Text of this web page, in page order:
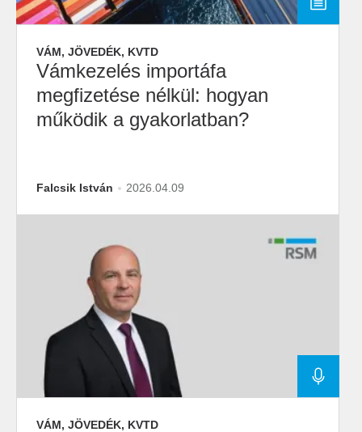
VÁM, JÖVEDÉK, KVTD
Vámkezelés importáfa
megfizetése nélkül: hogyan
működik a gyakorlatban?
Falcsik István 2026.04.09
VÁM, JÖVEDÉK, KVTD